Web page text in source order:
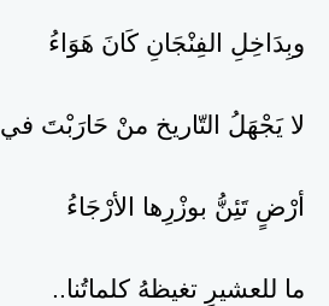
وبِدَاخِلِ الفِنْجَانِ كَانَ هَوَاءُ
لا يَجْهَلُ التّاريخ منْ حَارَبْتَ في
أرْضٍ تَئِنُّ بوزْرِها الأرْجَاءُ
ما للعشيرِ تغيظهُ كلماتُنا..